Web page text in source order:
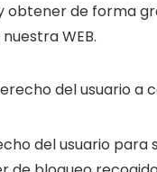
obtener de forma
WEB.
del usuario a
del usuario